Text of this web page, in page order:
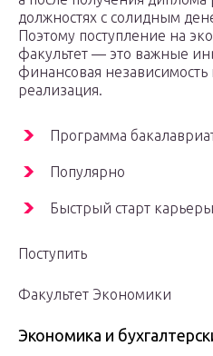
должностях с солидным
Поэтому поступление на
факультет — это важные
финансовая
реализация.
Программа
Популярно
Быстрый старт карьеры
Поступить
Факультет Экономики
Экономика и